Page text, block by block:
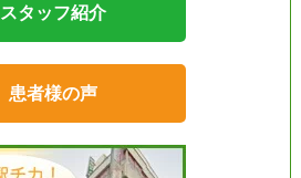
スタッフ紹介
患者様の声